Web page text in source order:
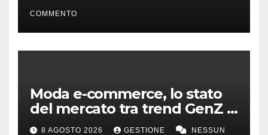
COMMENTO
Moda e-commerce, lo stato
del mercato tra trend GenZ e
second hand
8 AGOSTO 2026 GESTIONE NESSUN